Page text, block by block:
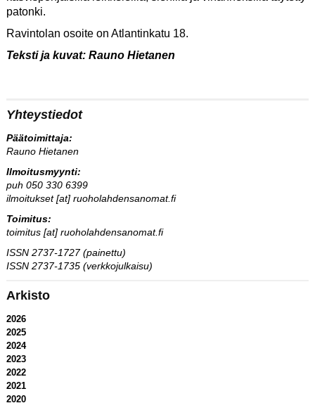
patonki.
Ravintolan osoite on Atlantinkatu 18.
Teksti ja kuvat: Rauno Hietanen
Yhteystiedot
Päätoimittaja:
Rauno Hietanen
Ilmoitusmyynti:
puh 050 330 6399
ilmoitukset [at] ruoholahdensanomat.fi
Toimitus:
toimitus [at] ruoholahdensanomat.fi
ISSN 2737-1727 (painettu)
ISSN 2737-1735 (verkkojulkaisu)
Arkisto
2026
2025
2024
2023
2022
2021
2020